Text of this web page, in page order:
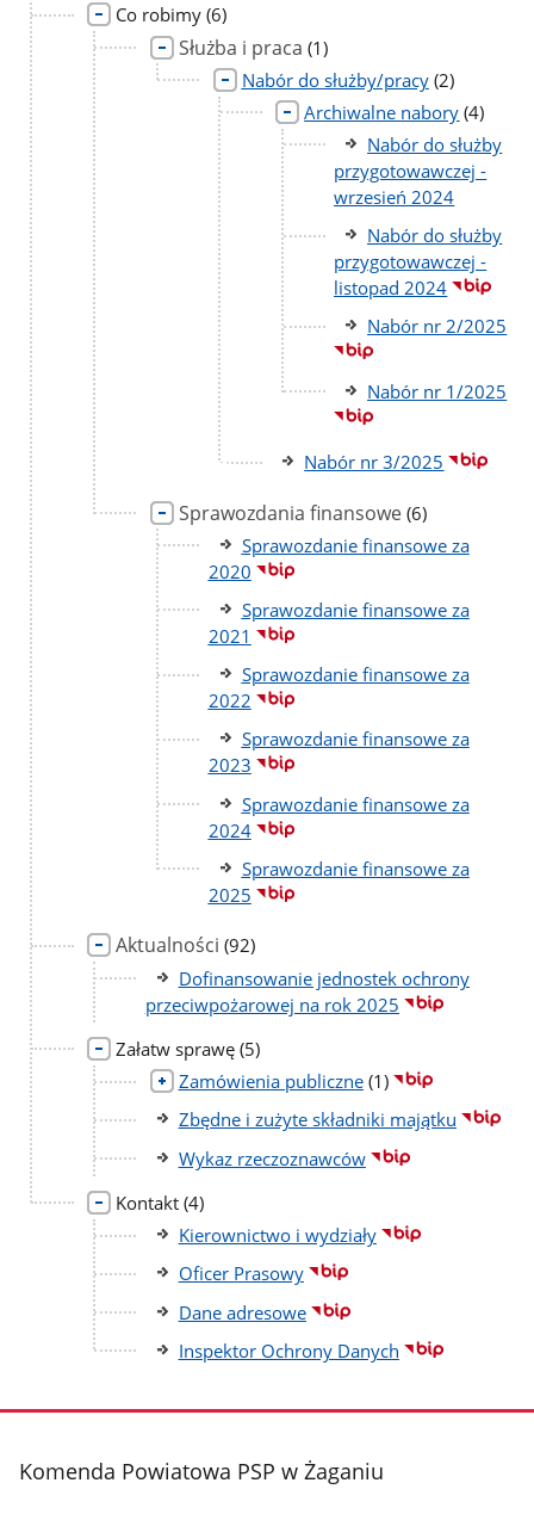
Co robimy liczba
podstron
(6)
Służba i praca liczba
podstron
(1)
Nabór do służby/pracy liczba
podstron
(2)
Archiwalne nabory liczba
(4)
Nabór do służby
przygotowawczej -
wrzesień 2024
Nabór do służby
przygotowawczej -
listopad 2024
Nabór nr 2/2025
Nabór nr 1/2025
Nabór nr 3/2025
Sprawozdania finansowe liczba
podstron
(6)
Sprawozdanie finansowe za
2020
Sprawozdanie finansowe za
2021
Sprawozdanie finansowe za
2022
Sprawozdanie finansowe za
2023
Sprawozdanie finansowe za
2024
Sprawozdanie finansowe za
2025
Aktualności liczba
podstron
(92)
Dofinansowanie jednostek ochrony
przeciwpożarowej na rok 2025
Załatw sprawę liczba
podstron
(5)
Zamówienia publiczne liczba
podstron
(1)
Zbędne i zużyte składniki majątku
Wykaz rzeczoznawców
Kontakt liczba
podstron
(4)
Kierownictwo i wydziały
Oficer Prasowy
Dane adresowe
Inspektor Ochrony Danych
stopka
Komenda Powiatowa PSP w Żaganiu